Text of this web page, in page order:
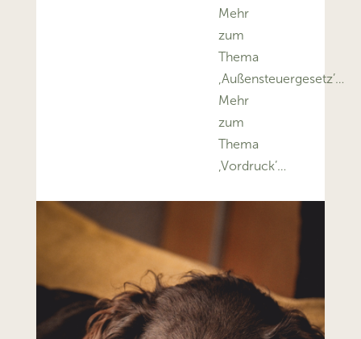
Mehr
zum
Thema
‚Außensteuergesetz’…
Mehr
zum
Thema
‚Vordruck’…